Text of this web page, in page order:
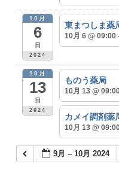
10月
6
日
2024
東まつしま薬
10月 6 @ 09:00
10月
13
日
2024
ものう薬局
10月 13 @
カメイ調剤薬
10月 13 @
9月 – 10月 2024